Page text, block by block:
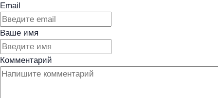
Email
Ваше имя
Комментарий